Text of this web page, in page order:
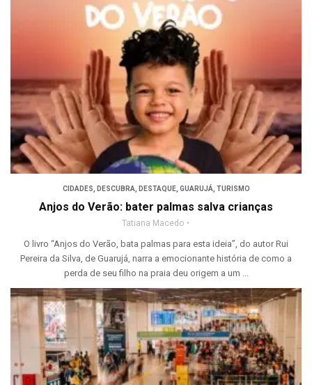
CIDADES DESCUBRA DESTAQUE, GUARUJÁ TURISMO
Anjos do Verão: bater palmas salva crianças
Tatiana Macedo
O livro “Anjos do Verão, bata palmas para esta ideia”, do autor Rui
Pereira da Silva, de Guarujá, narra a emocionante história de como a
perda de seu filho na praia deu origem a um ...